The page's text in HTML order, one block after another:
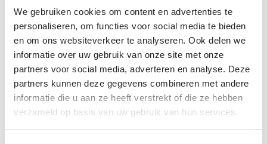
We gebruiken cookies om content en advertenties te
personaliseren, om functies voor social media te bieden
en om ons websiteverkeer te analyseren. Ook delen we
informatie over uw gebruik van onze site met onze
partners voor social media, adverteren en analyse. Deze
partners kunnen deze gegevens combineren met andere
informatie die u aan ze heeft verstrekt of die ze hebben
verzameld op basis van uw gebruik van hun services.
een technische of engineering richting (of bent
gelijkwaardig door track record).
Ervaring:Relevante ervaring binnen een
productieomgeving. Ervaring met of een sterke basis in
CI-methodologieën (zoals Lean, Six Sigma, 5S) is een
absolute troef.
Mindset:Je beschikt over een scherp analytisch
vermogen en een pragmatische, oplossingsgerichte
instelling.